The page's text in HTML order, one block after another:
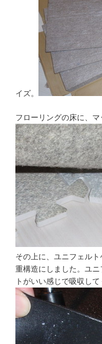
イズ。
フローリングの床に、
その上に、ユニフェル
重構造にしました。ユ
トがいい感じで吸収して